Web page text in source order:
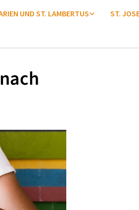
UND ST. LAMBERTUS ST.